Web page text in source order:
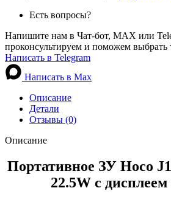
Есть вопросы?
Напишите нам в Чат-бот, MAX или
проконсультируем и поможем выбрать
Написать в Telegram
Написать в Max
Описание
Детали
Отзывы (0)
Описание
Портативное ЗУ Hoco
22.5W с